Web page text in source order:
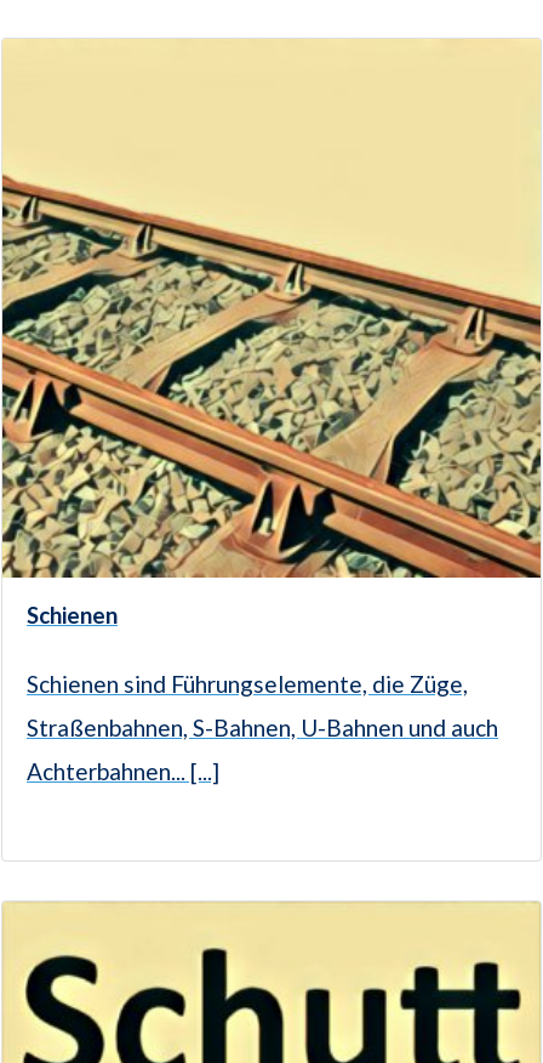
Schienen
Schienen sind Führungselemente, die Züge,
Straßenbahnen, S-Bahnen, U-Bahnen und auch
Achterbahnen... [...]